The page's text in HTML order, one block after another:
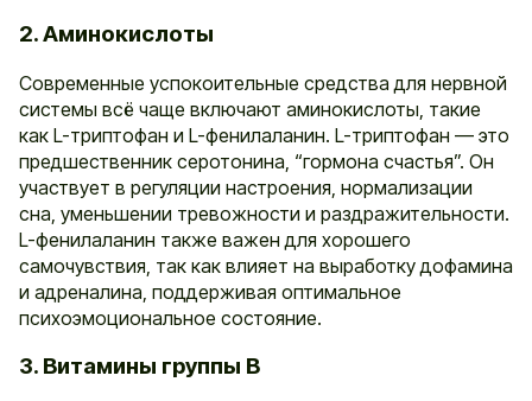
2. Аминокислоты
Современные успокоительные средства для нервной
системы всё чаще включают аминокислоты, такие
как L-триптофан и L-фенилаланин. L-триптофан — это
предшественник серотонина, “гормона счастья”. Он
участвует в регуляции настроения, нормализации
сна, уменьшении тревожности и раздражительности.
L-фенилаланин также важен для хорошего
самочувствия, так как влияет на выработку дофамина
и адреналина, поддерживая оптимальное
психоэмоциональное состояние.
3. Витамины группы В